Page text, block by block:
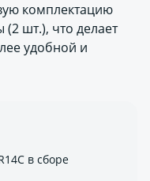
комплектацию
(2 шт.), что делает
удобной и
в сборе